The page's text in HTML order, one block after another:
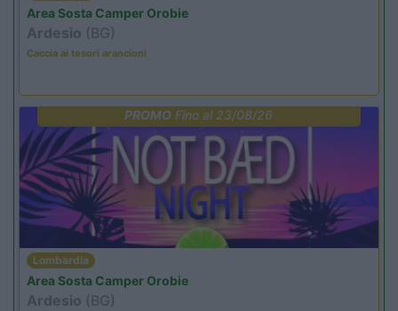
Area Sosta Camper Orobie
Ardesio (BG)
Caccia ai tesori arancioni
PROMO Fino al 23/08/26
Lombardia
Area Sosta Camper Orobie
Ardesio (BG)